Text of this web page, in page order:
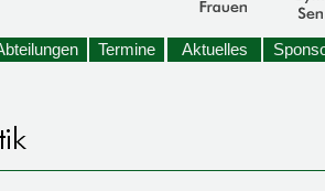
Termine Aktuelles